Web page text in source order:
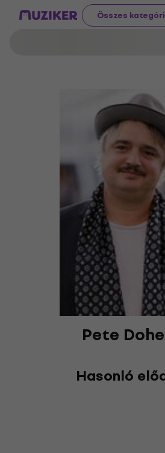
Összes
Pete
Hasonló